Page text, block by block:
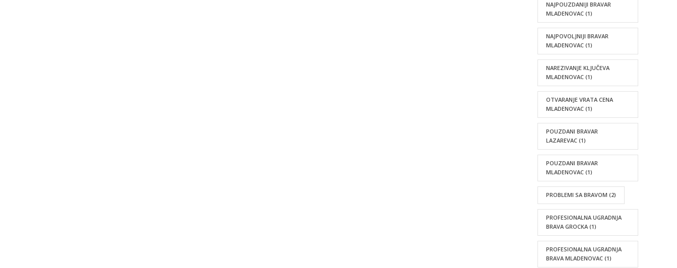
NAJPOUZDANIJI BRAVAR
MLADENOVAC (1)
NAJPOVOLJNIJI BRAVAR
MLADENOVAC (1)
NAREZIVANJE KLJUČEVA
MLADENOVAC (1)
OTVARANJE VRATA CENA
MLADENOVAC (1)
POUZDANI BRAVAR
LAZAREVAC (1)
POUZDANI BRAVAR
MLADENOVAC (1)
PROBLEMI SA BRAVOM (2)
PROFESIONALNA UGRADNJA
BRAVA GROCKA (1)
PROFESIONALNA UGRADNJA
BRAVA MLADENOVAC (1)